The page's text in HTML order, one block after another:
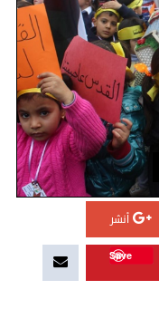
أنشر
Save